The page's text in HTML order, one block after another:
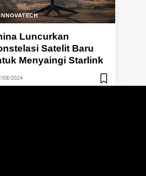
Luncurkan
Satelit Baru
Menyaingi Starlink
08/2024